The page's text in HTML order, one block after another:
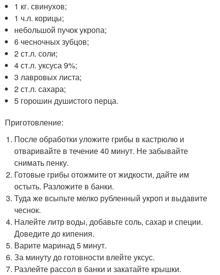
1 кг. свинухов;
1 ч.л. корицы;
небольшой пучок укропа;
6 чесночных зубцов;
2 ст.л. соли;
4 ст.л. уксуса 9%;
3 лавровых листа;
2 ст.л. сахара;
5 горошин душистого перца.
Приготовление:
После обработки уложите грибы в кастрюлю и
отваривайте в течение 40 минут. Не забывайте
снимать пенку.
Готовые грибы отожмите от жидкости, дайте им
остыть. Разложите в банки.
Туда же всыпьте мелко рубленный укроп и выдавите
чеснок.
Налейте литр воды, добавьте соль, сахар и специи.
Доведите до кипения.
Варите маринад 5 минут.
За минуту до готовности влейте уксус.
Разлейте рассол в банки и закатайте крышки.